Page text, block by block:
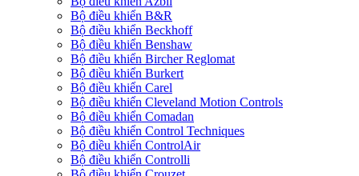
Bộ điều khiển B&R
Bộ điều khiển Beckhoff
Bộ điều khiển Benshaw
Bộ điều khiển Bircher Reglomat
Bộ điều khiển Burkert
Bộ điều khiển Carel
Bộ điều khiển Cleveland Motion Controls
Bộ điều khiển Comadan
Bộ điều khiển Control Techniques
Bộ điều khiển ControlAir
Bộ điều khiển Controlli